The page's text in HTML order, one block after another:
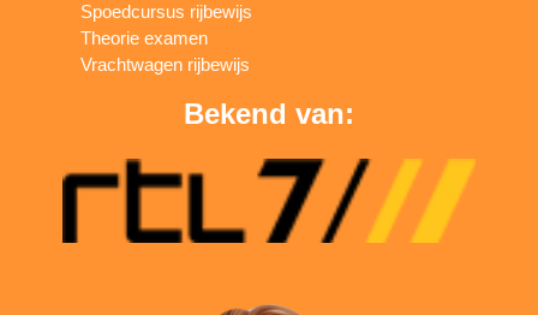
Spoedcursus rijbewijs
Theorie examen
Vrachtwagen rijbewijs
Bekend van: